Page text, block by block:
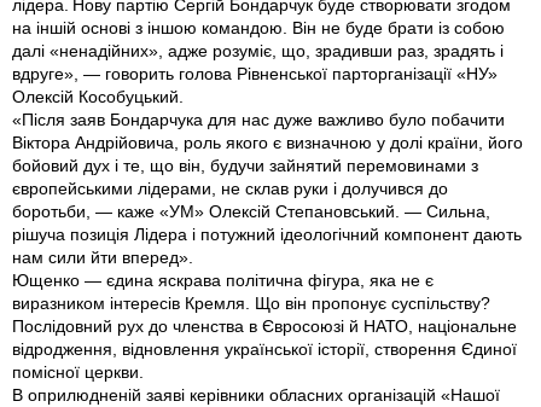
лідера. Нову партію Сергій Бондарчук буде створювати згодом
на іншій основі з іншою командою. Він не буде брати iз собою
далі «ненадійних», адже розуміє, що, зрадивши раз, зрадять і
вдруге», — говорить голова Рівненської парторганізації «НУ»
Олексій Кособуцький.
«Після заяв Бондарчука для нас дуже важливо було побачити
Віктора Андрійовича, роль якого є визначною у долі країни, його
бойовий дух і те, що він, будучи зайнятий перемовинами з
європейськими лідерами, не склав руки і долучився до
боротьби, — каже «УМ» Олексій Степановський. — Сильна,
рішуча позиція Лідера і потужний ідеологічний компонент дають
нам сили йти вперед».
Ющенко — єдина яскрава політична фігура, яка не є
виразником інтересів Кремля. Що він пропонує суспільству?
Послідовний рух до членства в Євросоюзі й НАТО, національне
відродження, відновлення української історії, створення Єдиної
помісної церкви.
В оприлюдненiй заявi керiвники обласних органiзацiй «Нашої